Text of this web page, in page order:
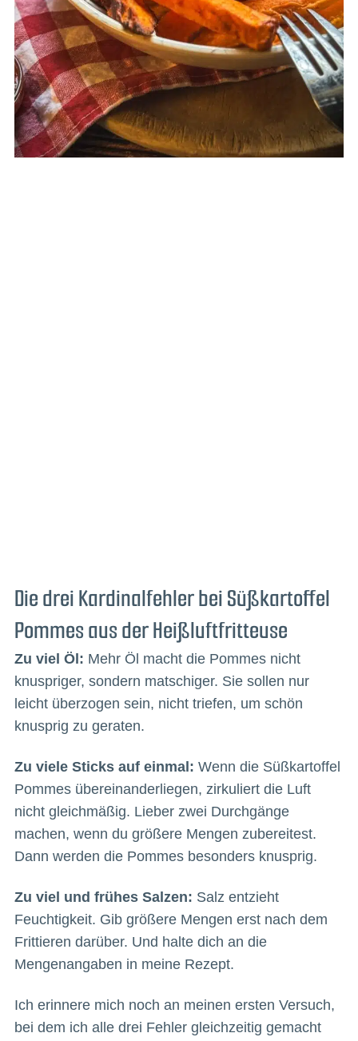
Die drei Kardinalfehler bei Süßkartoffel
Pommes aus der Heißluftfritteuse
Zu viel Öl: Mehr Öl macht die Pommes nicht
knuspriger, sondern matschiger. Sie sollen nur
leicht überzogen sein, nicht triefen, um schön
knusprig zu geraten.
Zu viele Sticks auf einmal: Wenn die Süßkartoffel
Pommes übereinanderliegen, zirkuliert die Luft
nicht gleichmäßig. Lieber zwei Durchgänge
machen, wenn du größere Mengen zubereitest.
Dann werden die Pommes besonders knusprig.
Zu viel und frühes Salzen: Salz entzieht
Feuchtigkeit. Gib größere Mengen erst nach dem
Frittieren darüber. Und halte dich an die
Mengenangaben in meine Rezept.
Ich erinnere mich noch an meinen ersten Versuch,
bei dem ich alle drei Fehler gleichzeitig gemacht